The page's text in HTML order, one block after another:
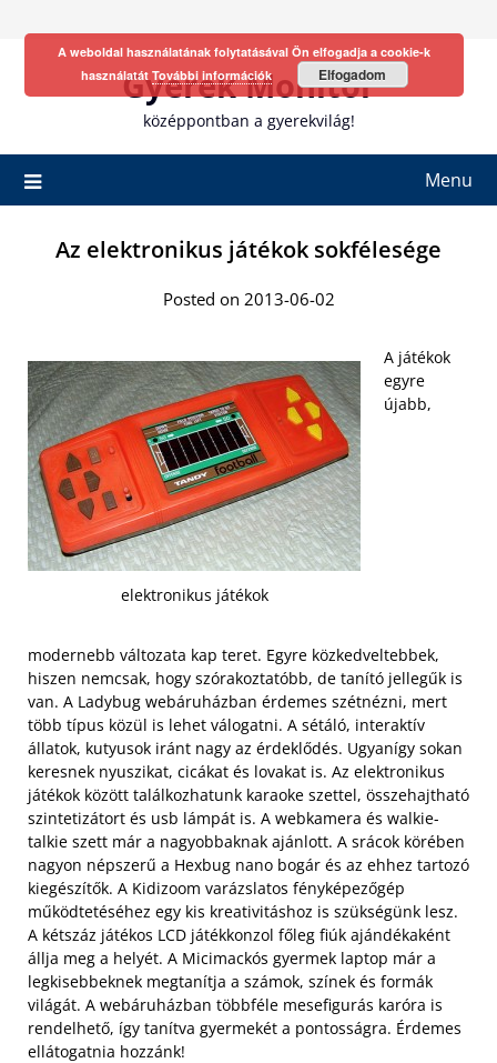
Gyerek Monitor
középpontban a gyerekvilág!
Menu
Az elektronikus játékok sokfélesége
Posted on 2013-06-02
elektronikus játékok
A játékok
egyre
újabb,
modernebb változata kap teret. Egyre közkedveltebbek,
hiszen nemcsak, hogy szórakoztatóbb, de tanító jellegűk is
van. A Ladybug webáruházban érdemes szétnézni, mert
több típus közül is lehet válogatni. A sétáló, interaktív
állatok, kutyusok iránt nagy az érdeklődés. Ugyanígy sokan
keresnek nyuszikat, cicákat és lovakat is. Az elektronikus
játékok között találkozhatunk karaoke szettel, összehajtható
szintetizátort és usb lámpát is. A webkamera és walkie-
talkie szett már a nagyobbaknak ajánlott. A srácok körében
nagyon népszerű a Hexbug nano bogár és az ehhez tartozó
kiegészítők. A Kidizoom varázslatos fényképezőgép
működtetéséhez egy kis kreativitáshoz is szükségünk lesz.
A kétszáz játékos LCD játékkonzol főleg fiúk ajándékaként
állja meg a helyét. A Micimackós gyermek laptop már a
legkisebbeknek megtanítja a számok, színek és formák
világát. A webáruházban többféle mesefigurás karóra is
rendelhető, így tanítva gyermekét a pontosságra. Érdemes
ellátogatnia hozzánk!
A weboldal használatának folytatásával Ön elfogadja a cookie-k
használatát További információk Elfogadom